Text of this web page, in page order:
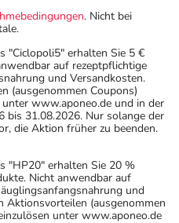
. Nicht bei
"Ciclopoli5" erhalten Sie 5 €
auf rezeptpflichtige
und Versandkosten.
(ausgenommen Coupons)
www.aponeo.de und in der
bis 31.08.2026. Nur solange der
die Aktion früher zu beenden.
"HP20" erhalten Sie 20 %
Nicht anwendbar auf
und
Aktionsvorteilen (ausgenommen
unter www.aponeo.de